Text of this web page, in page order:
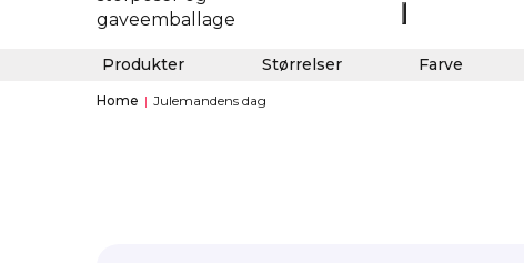
Produkter Størrelser Farve
Home | Julemandens dag